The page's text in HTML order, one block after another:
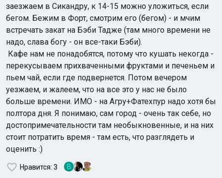
заезжаем в Сикандру, к 14-15 можно уложиться, если
бегом. Бежим в Форт, смотрим его (бегом) - и мчим
встречать закат на Бэби Тадже (там много времени не
надо, слава богу - он все-таки Бэби).
Кафе нам не понадобятся, потому что кушать некогда -
перекусываем прихваченными фруктами и печеньем и
пьем чай, если где подвернется. Потом вечером
уезжаем, и жалеем, что на все это у нас не было
больше времени. ИМО - на Агру+Фатехпур надо хотя бы
полтора дня. Я понимаю, сам город - очень так себе, но
достопримечательности там необыкновенные, и на них
стоит потратить время - там есть, что разглядеть и
оценить :)
Нравится: 3 В